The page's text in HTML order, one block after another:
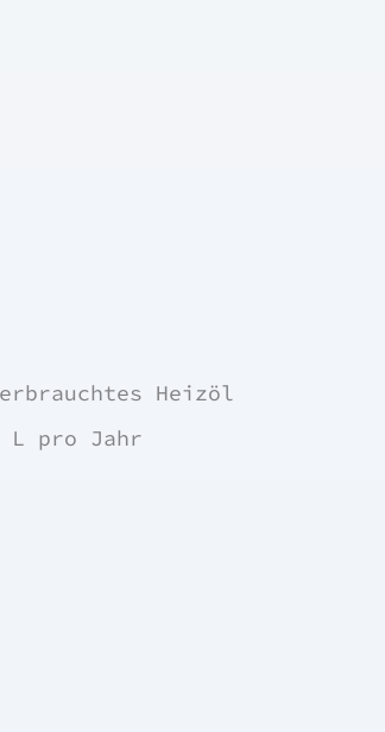
Heizöl
L
pro Jahr